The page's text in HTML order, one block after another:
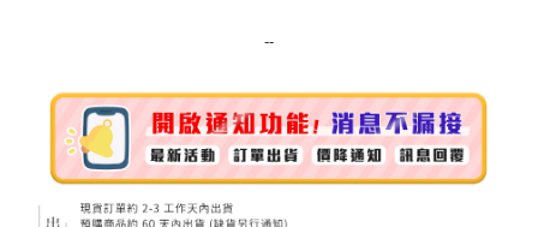
全家取貨付款
每筆NT$80，滿NT$999(含以上)免運費
--